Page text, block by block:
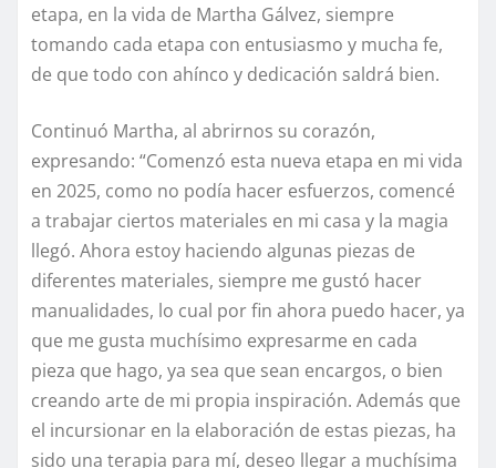
etapa, en la vida de Martha Gálvez, siempre
tomando cada etapa con entusiasmo y mucha fe,
de que todo con ahínco y dedicación saldrá bien.
Continuó Martha, al abrirnos su corazón,
expresando: “Comenzó esta nueva etapa en mi vida
en 2025, como no podía hacer esfuerzos, comencé
a trabajar ciertos materiales en mi casa y la magia
llegó. Ahora estoy haciendo algunas piezas de
diferentes materiales, siempre me gustó hacer
manualidades, lo cual por fin ahora puedo hacer, ya
que me gusta muchísimo expresarme en cada
pieza que hago, ya sea que sean encargos, o bien
creando arte de mi propia inspiración. Además que
el incursionar en la elaboración de estas piezas, ha
sido una terapia para mí, deseo llegar a muchísima